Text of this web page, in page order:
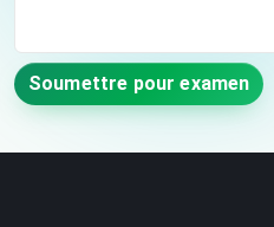
Soumettre pour examen